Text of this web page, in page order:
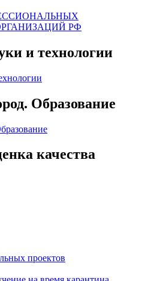
и технологии
Образование
качества
проектов